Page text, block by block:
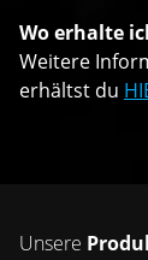
Wo erhalte
Weitere
erhältst du
Unsere